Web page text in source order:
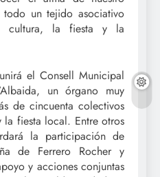
un tejido asociativo
cultura, la fiesta y la
el Consell Municipal
un órgano muy
de cincuenta colectivos
fiesta local. Entre otros
la participación de
de Ferrero Rocher y
y acciones conjuntas